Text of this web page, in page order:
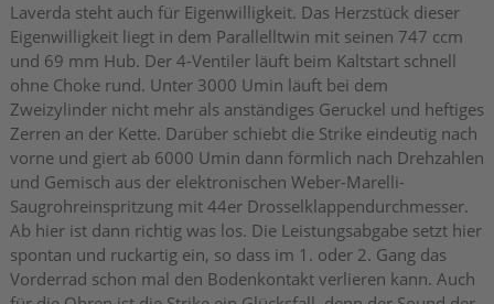
Laverda steht auch für Eigenwilligkeit. Das Herzstück dieser
Eigenwilligkeit liegt in dem Parallelltwin mit seinen 747 ccm
und 69 mm Hub. Der 4-Ventiler läuft beim Kaltstart schnell
ohne Choke rund. Unter 3000 Umin läuft bei dem
Zweizylinder nicht mehr als anständiges Geruckel und heftiges
Zerren an der Kette. Darüber schiebt die Strike eindeutig nach
vorne und giert ab 6000 Umin dann förmlich nach Drehzahlen
und Gemisch aus der elektronischen Weber-Marelli-
Saugrohreinspritzung mit 44er Drosselklappendurchmesser.
Ab hier ist dann richtig was los. Die Leistungsabgabe setzt hier
spontan und ruckartig ein, so dass im 1. oder 2. Gang das
Vorderrad schon mal den Bodenkontakt verlieren kann. Auch